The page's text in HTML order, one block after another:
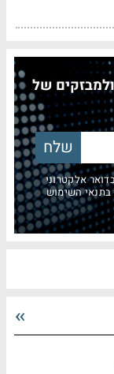
של
אלקטרוני